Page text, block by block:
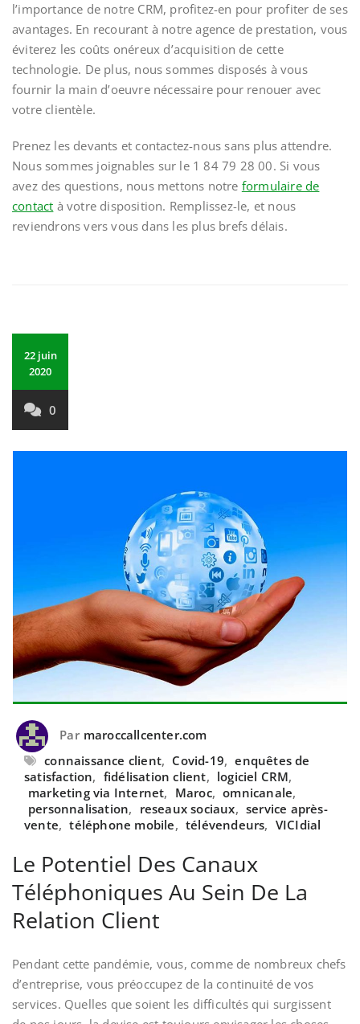
l’importance de notre CRM, profitez-en pour profiter de ses
avantages. En recourant à notre agence de prestation, vous
éviterez les coûts onéreux d’acquisition de cette
technologie. De plus, nous sommes disposés à vous
fournir la main d’oeuvre nécessaire pour renouer avec
votre clientèle.
Prenez les devants et contactez-nous sans plus attendre.
Nous sommes joignables sur le 1 84 79 28 00. Si vous
avez des questions, nous mettons notre formulaire de
contact à votre disposition. Remplissez-le, et nous
reviendrons vers vous dans les plus brefs délais.
22 juin
2020
0
Par maroccallcenter.com
connaissance client, Covid-19, enquêtes de
satisfaction, fidélisation client, logiciel CRM,
marketing via Internet, Maroc, omnicanale,
personnalisation, reseaux sociaux, service après-
vente, téléphone mobile, télévendeurs, VICIdial
Le Potentiel Des Canaux
Téléphoniques Au Sein De La
Relation Client
Pendant cette pandémie, vous, comme de nombreux chefs
d’entreprise, vous préoccupez de la continuité de vos
services. Quelles que soient les difficultés qui surgissent